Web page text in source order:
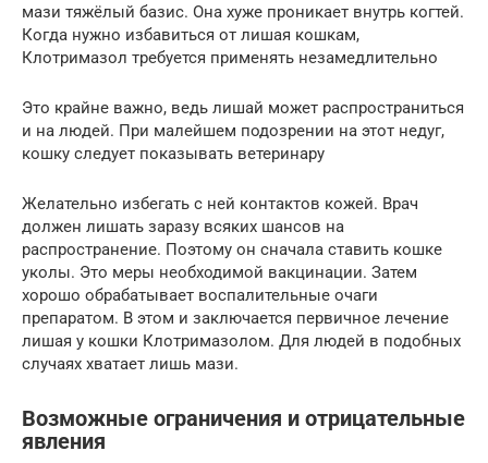
мази тяжёлый базис. Она хуже проникает внутрь когтей.
Когда нужно избавиться от лишая кошкам,
Клотримазол требуется применять незамедлительно
Это крайне важно, ведь лишай может распространиться
и на людей. При малейшем подозрении на этот недуг,
кошку следует показывать ветеринару
Желательно избегать с ней контактов кожей. Врач
должен лишать заразу всяких шансов на
распространение. Поэтому он сначала ставить кошке
уколы. Это меры необходимой вакцинации. Затем
хорошо обрабатывает воспалительные очаги
препаратом. В этом и заключается первичное лечение
лишая у кошки Клотримазолом. Для людей в подобных
случаях хватает лишь мази.
Возможные ограничения и отрицательные
явления